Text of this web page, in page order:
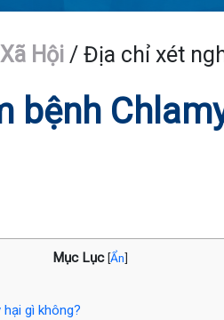
Hội / Địa chỉ xét
bệnh
Mục Lục [Ẩn]
gì không?